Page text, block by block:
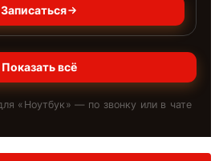
Записаться
Показать всё
« Ноутбук » — по звонку или в чате